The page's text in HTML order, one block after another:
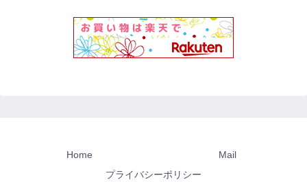
Home
Mail
プライバシーポリシー